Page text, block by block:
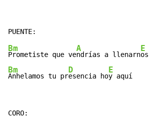
Bm
Prometiste que ve
A
ndrías a llenarn
E
Bm
Anhelamos tu pr
D
esencia ho
E
y aquí